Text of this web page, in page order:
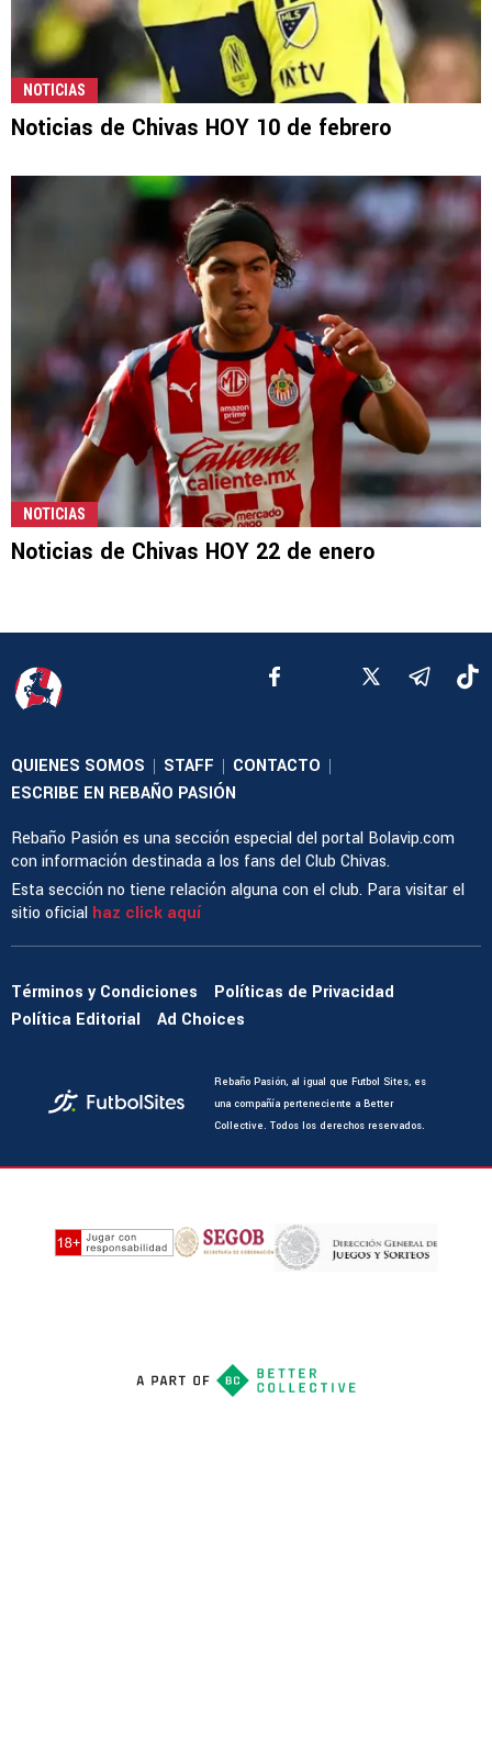
NOTICIAS
Noticias de Chivas HOY 10 de febrero
NOTICIAS
Noticias de Chivas HOY 22 de enero
QUIENES SOMOS | STAFF | CONTACTO |
ESCRIBE EN REBAÑO PASIÓN
Rebaño Pasión es una sección especial del portal Bolavip.com
con información destinada a los fans del Club Chivas.
Esta sección no tiene relación alguna con el club. Para visitar el
sitio oficial haz click aquí
Términos y Condiciones
Políticas de Privacidad
Política Editorial
Ad Choices
Rebaño Pasión, al igual que Futbol Sites, es
una compañía perteneciente a Better
Collective. Todos los derechos reservados.